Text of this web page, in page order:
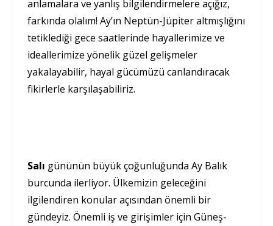
anlamalara ve yanlış bilgilendirmelere açığız,
farkında olalım! Ay’ın Neptün-Jüpiter altmışlığını
tetiklediği gece saatlerinde hayallerimize ve
ideallerimize yönelik güzel gelişmeler
yakalayabilir, hayal gücümüzü canlandıracak
fikirlerle karşılaşabiliriz.
Salı gününün büyük çoğunluğunda Ay Balık
burcunda ilerliyor. Ülkemizin geleceğini
ilgilendiren konular açısından önemli bir
gündeyiz. Önemli iş ve girişimler için Güneş-